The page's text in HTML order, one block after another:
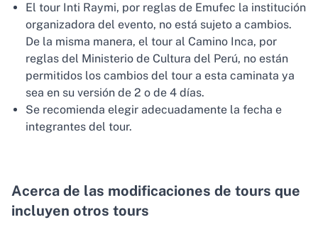
El tour Inti Raymi, por reglas de Emufec la institución
organizadora del evento, no está sujeto a cambios.
De la misma manera, el tour al Camino Inca, por
reglas del Ministerio de Cultura del Perú, no están
permitidos los cambios del tour a esta caminata ya
sea en su versión de 2 o de 4 días.
Se recomienda elegir adecuadamente la fecha e
integrantes del tour.
Acerca de las modificaciones de tours que
incluyen otros tours